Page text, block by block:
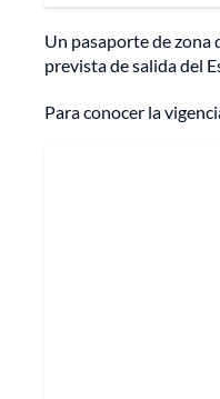
Un pasaporte de zona
prevista de salida del
Para conocer la